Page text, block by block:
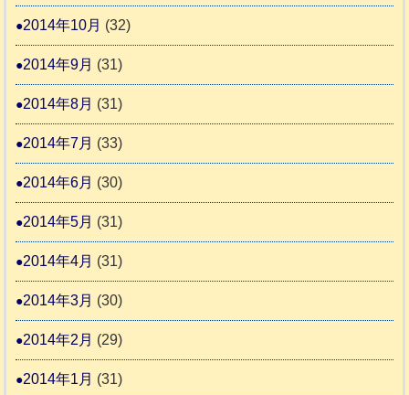
2014年10月 (32)
2014年9月 (31)
2014年8月 (31)
2014年7月 (33)
2014年6月 (30)
2014年5月 (31)
2014年4月 (31)
2014年3月 (30)
2014年2月 (29)
2014年1月 (31)